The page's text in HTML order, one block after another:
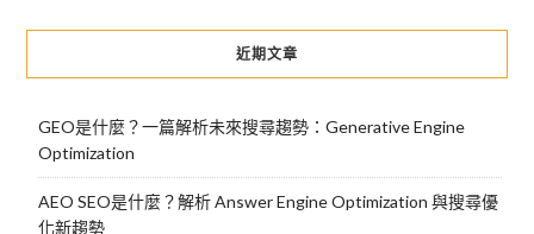
近期文章
GEO是什麼？一篇解析未來搜尋趨勢：Generative Engine
Optimization
AEO SEO是什麼？解析 Answer Engine Optimization 與搜尋優
化新趨勢